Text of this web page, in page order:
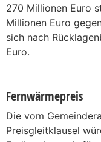
270 Millionen Euro
Millionen Euro
sich nach
Euro.
Fernwärmepreis
Die vom
Preisgleitklausel